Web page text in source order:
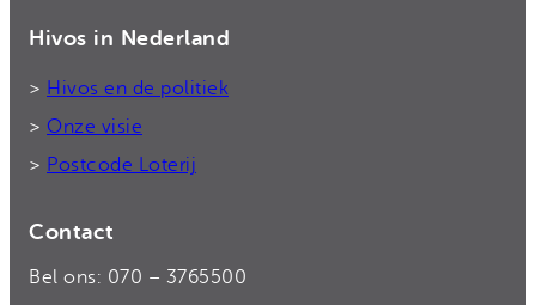
Hivos in Nederland
> Hivos en de politiek
> Onze visie
> Postcode Loterij
Contact
Bel ons: 070 – 3765500